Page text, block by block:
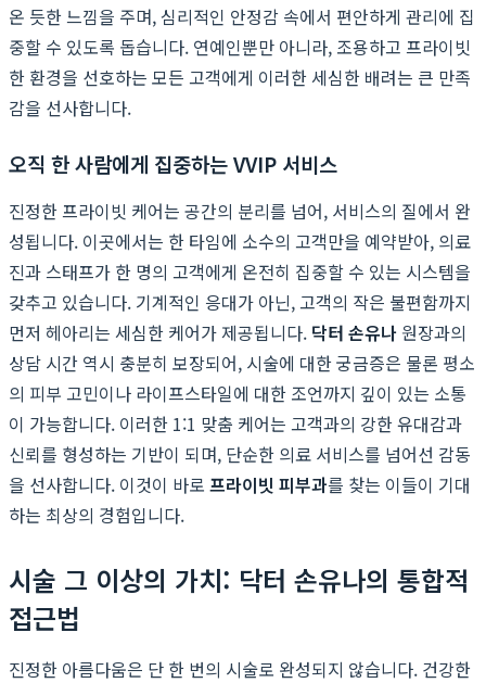
온 듯한 느낌을 주며, 심리적인 안정감 속에서 편안하게 관리에 집
중할 수 있도록 돕습니다. 연예인뿐만 아니라, 조용하고 프라이빗
한 환경을 선호하는 모든 고객에게 이러한 세심한 배려는 큰 만족
감을 선사합니다.
오직 한 사람에게 집중하는 VVIP 서비스
진정한 프라이빗 케어는 공간의 분리를 넘어, 서비스의 질에서 완
성됩니다. 이곳에서는 한 타임에 소수의 고객만을 예약받아, 의료
진과 스태프가 한 명의 고객에게 온전히 집중할 수 있는 시스템을
갖추고 있습니다. 기계적인 응대가 아닌, 고객의 작은 불편함까지
먼저 헤아리는 세심한 케어가 제공됩니다. 닥터 손유나 원장과의
상담 시간 역시 충분히 보장되어, 시술에 대한 궁금증은 물론 평소
의 피부 고민이나 라이프스타일에 대한 조언까지 깊이 있는 소통
이 가능합니다. 이러한 1:1 맞춤 케어는 고객과의 강한 유대감과
신뢰를 형성하는 기반이 되며, 단순한 의료 서비스를 넘어선 감동
을 선사합니다. 이것이 바로 프라이빗 피부과를 찾는 이들이 기대
하는 최상의 경험입니다.
시술 그 이상의 가치: 닥터 손유나의 통합적
접근법
진정한 아름다움은 단 한 번의 시술로 완성되지 않습니다. 건강한